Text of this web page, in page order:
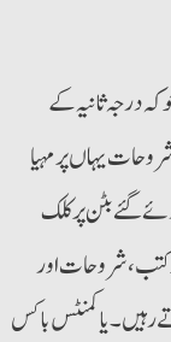
کہ درجہ ثانیہ کے
یہاں پر مہیا
گئے بٹن پر کلک
کتب، شروحات اور
یا کمنٹس باکس